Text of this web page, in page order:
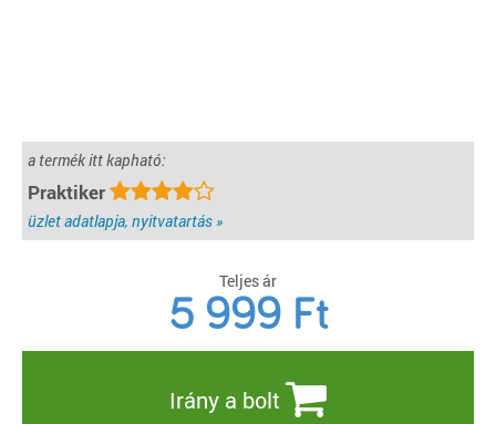
a termék itt kapható:
Praktiker
üzlet adatlapja, nyitvatartás »
Teljes ár
5 999 Ft
Irány a bolt